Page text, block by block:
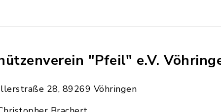
"Pfeil" e.V.
28, 89269 Vöhringen